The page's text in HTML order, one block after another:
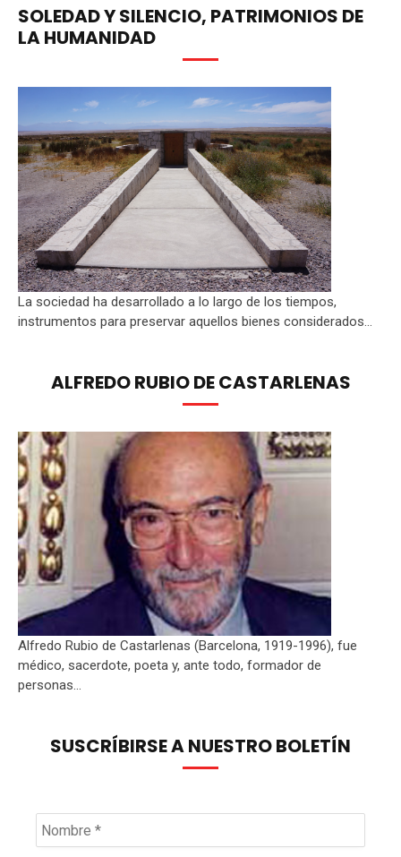
SOLEDAD Y SILENCIO, PATRIMONIOS DE
LA HUMANIDAD
La sociedad ha desarrollado a lo largo de los tiempos,
instrumentos para preservar aquellos bienes considerados...
ALFREDO RUBIO DE CASTARLENAS
Alfredo Rubio de Castarlenas (Barcelona, 1919-1996), fue
médico, sacerdote, poeta y, ante todo, formador de
personas...
SUSCRÍBIRSE A NUESTRO BOLETÍN